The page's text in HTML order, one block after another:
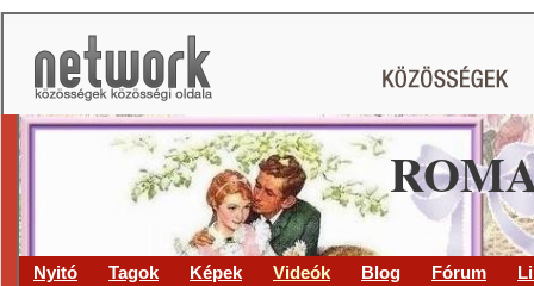
Nyitó Tagok Képek Videók Blog Fórum